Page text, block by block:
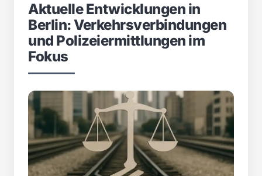
Aktuelle Entwicklungen in
Berlin: Verkehrsverbindungen
und Polizeiermittlungen im
Fokus